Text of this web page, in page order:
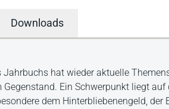
Downloads
Jahrbuchs hat wieder aktuelle
Gegenstand. Ein Schwerpunkt liegt
dem Hinterbliebenengeld, der